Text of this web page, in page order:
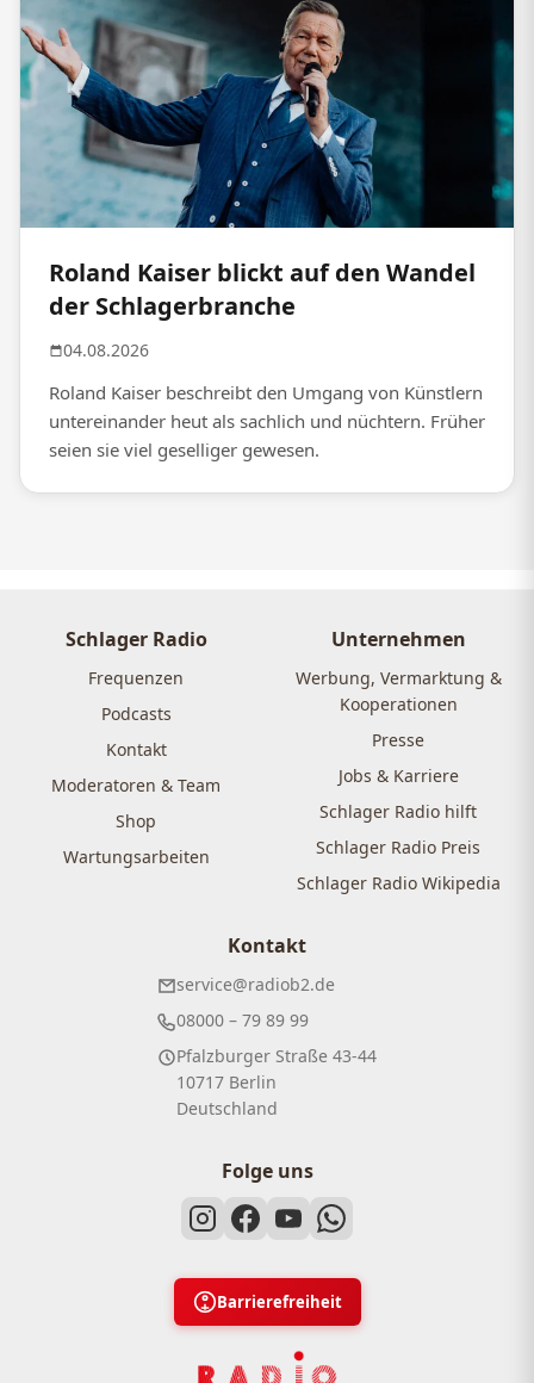
Roland Kaiser blickt auf den Wandel
der Schlagerbranche
04.08.2026
Roland Kaiser beschreibt den Umgang von Künstlern
untereinander heut als sachlich und nüchtern. Früher
seien sie viel geselliger gewesen.
Schlager Radio
Frequenzen
Podcasts
Kontakt
Moderatoren & Team
Shop
Wartungsarbeiten
Unternehmen
Werbung, Vermarktung &
Kooperationen
Presse
Jobs & Karriere
Schlager Radio hilft
Schlager Radio Preis
Schlager Radio Wikipedia
Kontakt
service@radiob2.de
08000 – 79 89 99
Pfalzburger Straße 43-44
10717 Berlin
Deutschland
Folge uns
Barrierefreiheit